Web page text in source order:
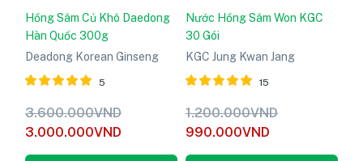
Hồng Sâm Củ Khô Daedong
Hàn Quốc 300g
Deadong Korean Ginseng
Được xếp
hạng
5.00
5
sao
5
3.600.000VND
3.000.000VND
Nước Hồng Sâm Won KGC
30 Gói
KGC Jung Kwan Jang
Được xếp
hạng
5.00
5
sao
15
1.200.000VND
990.000VND